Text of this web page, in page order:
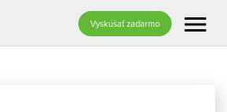
Vyskúšať zadarmo menu